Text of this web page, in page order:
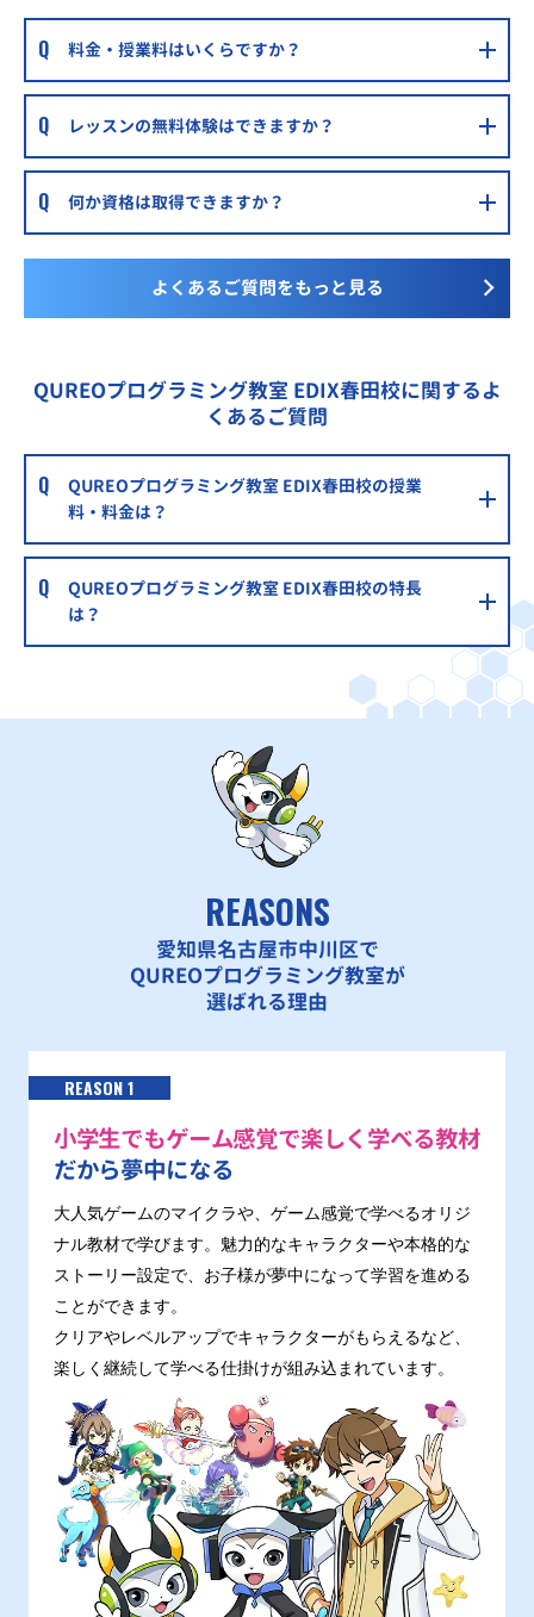
料金・授業料はいくらですか？
レッスンの無料体験はできますか？
何か資格は取得できますか？
よくあるご質問をもっと見る
QUREOプログラミング教室 EDIX春田校に関するよ
くあるご質問
QUREOプログラミング教室 EDIX春田校の授業
料・料金は？
QUREOプログラミング教室 EDIX春田校の特長
は？
REASONS
愛知県名古屋市中川区で
QUREOプログラミング教室が
選ばれる理由
REASON 1
小学生でもゲーム感覚で楽しく学べる教材
だから夢中になる
大人気ゲームのマイクラや、ゲーム感覚で学べるオリジ
ナル教材で学びます。魅力的なキャラクターや本格的な
ストーリー設定で、お子様が夢中になって学習を進める
ことができます。
クリアやレベルアップでキャラクターがもらえるなど、
楽しく継続して学べる仕掛けが組み込まれています。